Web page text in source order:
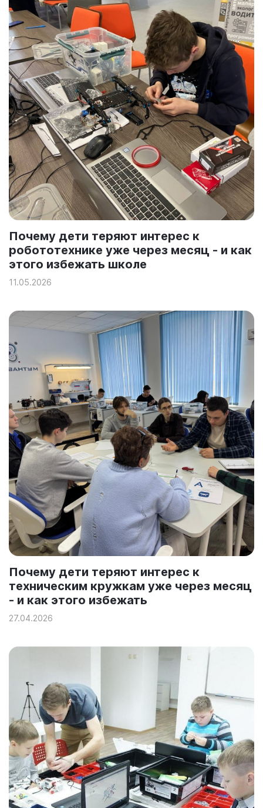
Почему дети теряют интерес к
робототехнике уже через месяц - и как
этого избежать школе
11.05.2026
Почему дети теряют интерес к
техническим кружкам уже через месяц
- и как этого избежать
27.04.2026